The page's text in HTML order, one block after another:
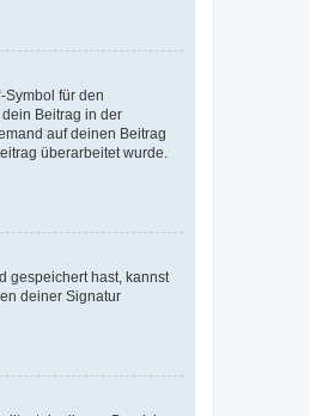
Symbol für den
Beitrag in der
auf deinen Beitrag
überarbeitet wurde.
gespeichert hast, kannst
deiner Signatur